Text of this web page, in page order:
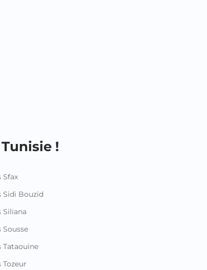
!
Sfax
Sidi Bouzid
Siliana
Sousse
Tataouine
Tozeur